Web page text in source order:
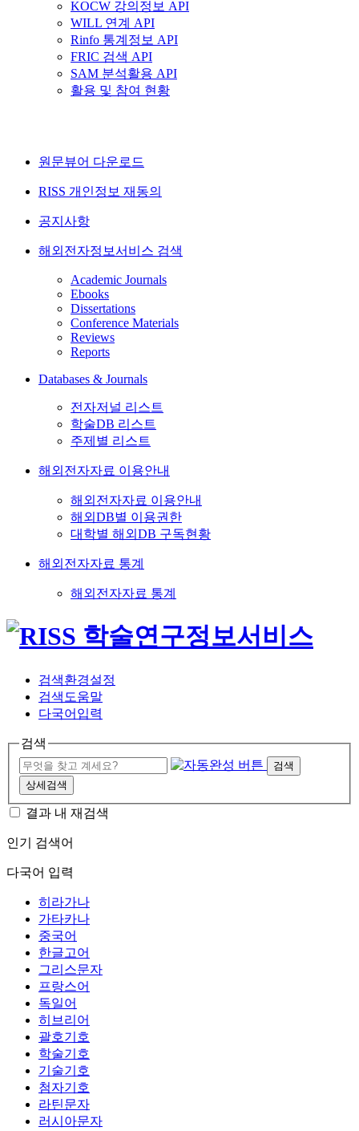
KOCW 강의정보 API
WILL 연계 API
Rinfo 통계정보 API
FRIC 검색 API
SAM 분석활용 API
활용 및 참여 현황
원문뷰어 다운로드
RISS 개인정보 재동의
공지사항
해외전자정보서비스 검색
Academic Journals
Ebooks
Dissertations
Conference Materials
Reviews
Reports
Databases & Journals
전자저널 리스트
학술DB 리스트
주제별 리스트
해외전자자료 이용안내
해외전자자료 이용안내
해외DB별 이용권한
대학별 해외DB 구독현황
해외전자자료 통계
해외전자자료 통계
검색환경설정
검색도움말
다국어입력
검색
검색
상세검색
결과 내 재검색
인기 검색어
다국어 입력
히라가나
가타카나
중국어
한글고어
그리스문자
프랑스어
독일어
히브리어
괄호기호
학술기호
기술기호
첨자기호
라틴문자
러시아문자